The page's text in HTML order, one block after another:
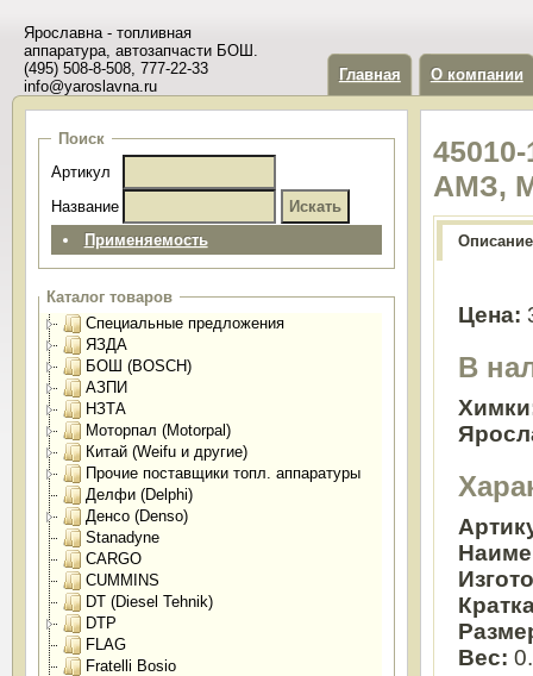
Ярославна - топливная
аппаратура, автозапчасти БОШ.
(495) 508-8-508, 777-22-33
info@yaroslavna.ru
Главная О компании
Поиск
Артикул
Название
Применяемость
Каталог товаров
Специальные предложения
ЯЗДА
БОШ (BOSCH)
АЗПИ
НЗТА
Моторпал (Motorpal)
Китай (Weifu и другие)
Прочие поставщики топл. аппаратуры
Делфи (Delphi)
Денсо (Denso)
Stanadyne
CARGO
CUMMINS
DT (Diesel Tehnik)
DTP
FLAG
Fratelli Bosio
АМЗ,
Описание
Цена:
В
Вес: